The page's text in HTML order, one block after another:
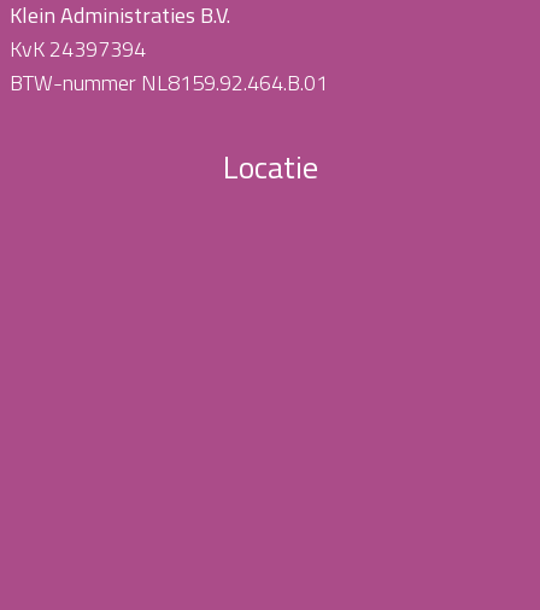
Klein Administraties B.V.
KvK 24397394
BTW-nummer NL8159.92.464.B.01
Locatie